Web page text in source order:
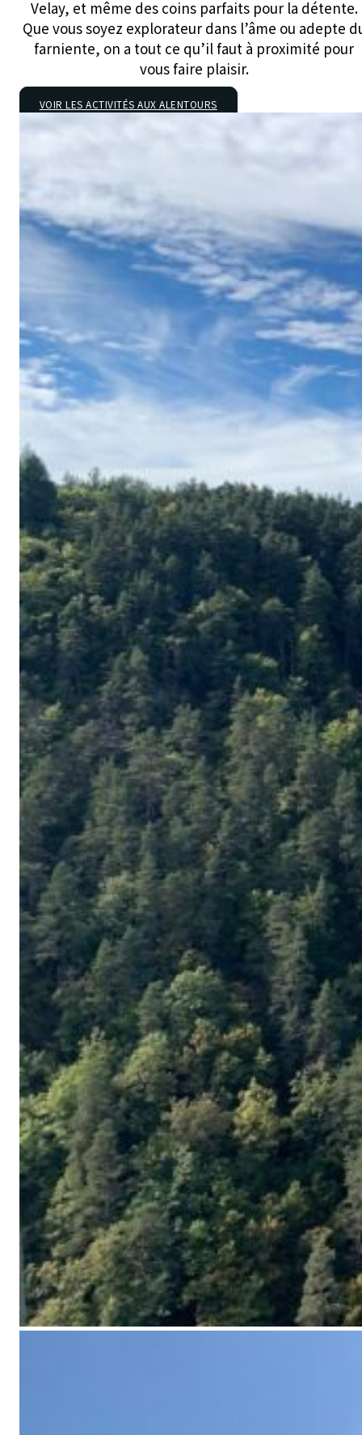
Velay, et même des coins parfaits pour la détente.
Que vous soyez explorateur dans l’âme ou adepte
farniente, on a tout ce qu’il faut à proximité pour
vous faire plaisir.
VOIR LES ACTIVITÉS AUX ALENTOURS